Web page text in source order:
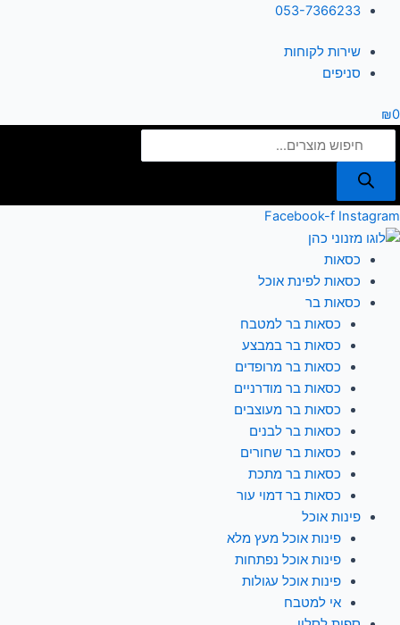
דילוג
053-7366233
שירות לקוחות
סניפים
₪0
Products
Facebook-f Instagram
כסאות
כסאות לפינת אוכל
כסאות בר
כסאות בר למטבח
כסאות בר במבצע
כסאות בר מרופדים
כסאות בר מודרניים
כסאות בר מעוצבים
כסאות בר לבנים
כסאות בר שחורים
כסאות בר מתכת
כסאות בר דמוי עור
פינות אוכל
פינות אוכל מעץ מלא
פינות אוכל נפתחות
פינות אוכל עגולות
אי למטבח